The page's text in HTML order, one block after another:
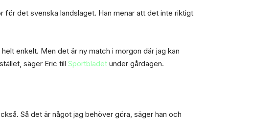
för det svenska landslaget. Han menar att det inte riktigt
enkelt. Men det är ny match i morgon där jag kan
säger Eric till Sportbladet under gårdagen.
Så det är något jag behöver göra, säger han och